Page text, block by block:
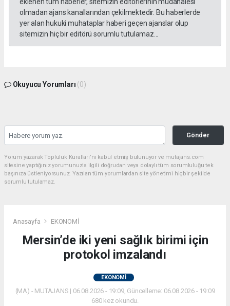
eklenen tüm haberler, sitemizin editörlerinin müdahalesi
olmadan ajans kanallarından çekilmektedir. Bu haberlerde
yer alan hukuki muhataplar haberi geçen ajanslar olup
sitemizin hiç bir editörü sorumlu tutulamaz...
Okuyucu Yorumları (0)
Gönder
Yorum yazarak Topluluk Kuralları’nı kabul etmiş bulunuyor ve mutajans.com
sitesine yaptığınız yorumunuzla ilgili doğrudan veya dolaylı tüm sorumluluğu tek
başınıza üstleniyorsunuz. Yazılan tüm yorumlardan site yönetimi hiçbir şekilde
sorumlu tutulamaz.
Anasayfa EKONOMİ
Mersin’de iki yeni sağlık birimi için
protokol imzalandı
EKONOMİ
(MA) - MUTAJANS | 06.08.2026 - 19:09, Güncelleme: 06.08.2026 - 19:09
680 kez okundu.